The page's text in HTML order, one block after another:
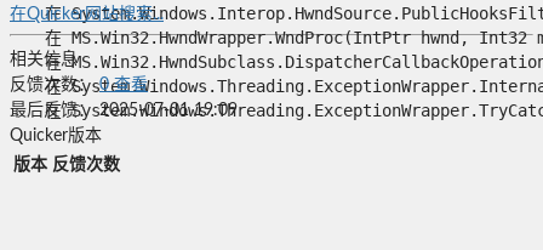
在
在 MS.Win32.HwndWrapper.WndProc(IntPtr hwnd,
在
在
在
在Quicker网站搜索...
相关信息
反馈次数： 0查看
最后反馈： 2025-07-01 19:09
Quicker版本
版本 反馈次数